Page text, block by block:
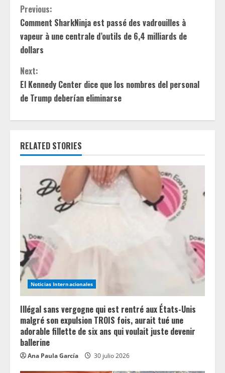
C
o
n
t
i
n
u
e
e
d
i
n
g
Previous:
Comment SharkNinja est passé des vadrouilles à
vapeur à une centrale d’outils de 6,4 milliards de
dollars
Next:
El Kennedy Center dice que los nombres del personal
de Trump deberían eliminarse
RELATED STORIES
Noticias Internacionales
Illégal sans vergogne qui est rentré aux États-Unis
malgré son expulsion TROIS fois, aurait tué une
adorable fillette de six ans qui voulait juste devenir
ballerine
Ana Paula García 30 julio 2026